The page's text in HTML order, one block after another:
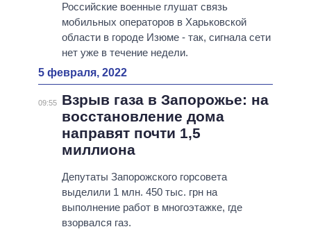
Российские военные глушат связь
мобильных операторов в Харьковской
области в городе Изюме - так, сигнала сети
нет уже в течение недели.
5 февраля, 2022
09:55
Взрыв газа в Запорожье: на
восстановление дома
направят почти 1,5
миллиона
Депутаты Запорожского горсовета
выделили 1 млн. 450 тыс. грн на
выполнение работ в многоэтажке, где
взорвался газ.